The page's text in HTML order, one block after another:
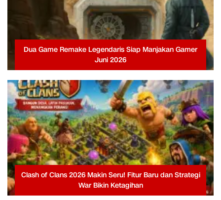
Dua Game Remake Legendaris Siap Manjakan Gamer
Juni 2026
Clash of Clans 2026 Makin Seru! Fitur Baru dan Strategi
War Bikin Ketagihan